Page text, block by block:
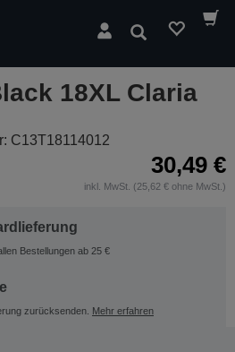
Suchen
18XL Claria
C13T18114012
30,49 €
inkl. MwSt. (25,62 € ohne MwSt.)
Bestellungen ab 25 €
zurücksenden. Mehr erfahren